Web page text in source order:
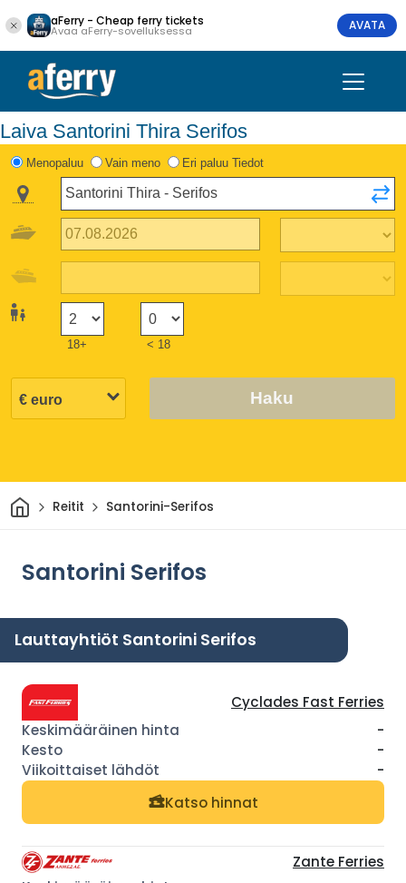
aFerry - Cheap ferry tickets
Avaa aFerry-sovelluksessa AVATA
Laiva Santorini Thira Serifos
Menopaluu Vain meno Eri paluu Tiedot
18+ < 18
Haku
KotiinReitit Santorini-Serifos
Santorini Serifos
Lauttayhtiöt Santorini Serifos
Cyclades Fast Ferries
-
-
-
Katso hinnat
Zante Ferries